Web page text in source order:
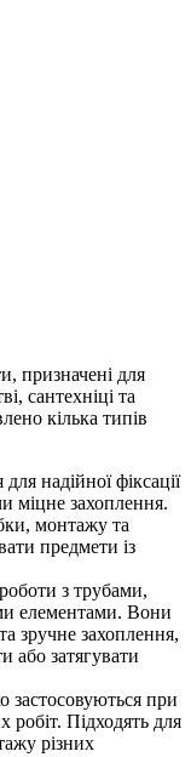
призначені для
сантехніці та
кілька типів
надійної фіксації
міцне захоплення.
монтажу та
предмети із
з трубами,
елементами. Вони
зручне захоплення,
або затягувати
застосовуються при
робіт. Підходять для
різних